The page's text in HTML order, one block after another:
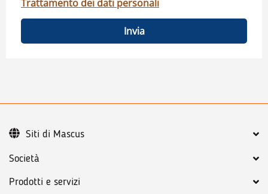
Trattamento dei dati personali
Invia
Società
Prodotti e servizi
Siti di Mascus